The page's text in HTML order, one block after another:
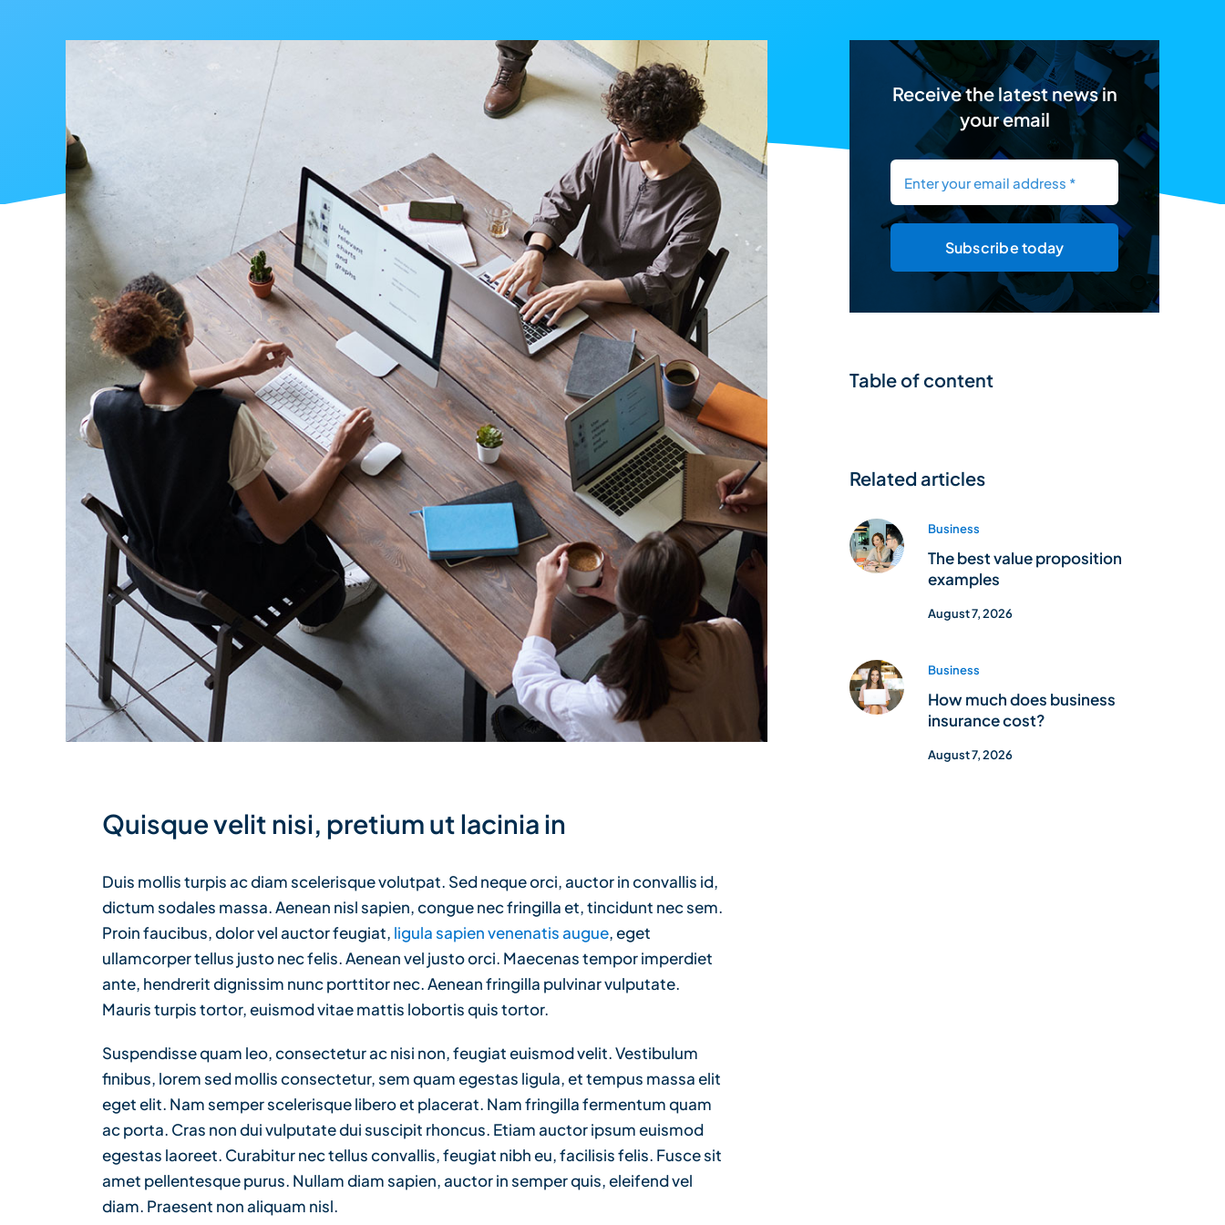
Quisque velit nisi, pretium ut lacinia in
Duis mollis turpis ac diam scelerisque volutpat. Sed neque orci, auctor in convallis id,
dictum sodales massa. Aenean nisl sapien, congue nec fringilla et, tincidunt nec sem.
Proin faucibus, dolor vel auctor feugiat, ligula sapien venenatis augue, eget
ullamcorper tellus justo nec felis. Aenean vel justo orci. Maecenas tempor imperdiet
ante, hendrerit dignissim nunc porttitor nec. Aenean fringilla pulvinar vulputate.
Mauris turpis tortor, euismod vitae mattis lobortis quis tortor.
Suspendisse quam leo, consectetur ac nisi non, feugiat euismod velit. Vestibulum
finibus, lorem sed mollis consectetur, sem quam egestas ligula, et tempus massa elit
eget elit. Nam semper scelerisque libero et placerat. Nam fringilla fermentum quam
ac porta. Cras non dui vulputate dui suscipit rhoncus. Etiam auctor ipsum euismod
egestas laoreet. Curabitur nec tellus convallis, feugiat nibh eu, facilisis felis. Fusce sit
amet pellentesque purus. Nullam diam sapien, auctor in semper quis, eleifend vel
diam. Praesent non aliquam nisl.
Receive the latest news in
your email
Subscribe today
Table of content
Related articles
Business
The best value proposition
examples
August 7, 2026
Business
How much does business
insurance cost?
August 7, 2026